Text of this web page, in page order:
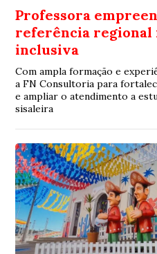
Professora
referência regional
inclusiva
Com ampla formação e
a FN Consultoria para
e ampliar o atendimento a
sisaleira